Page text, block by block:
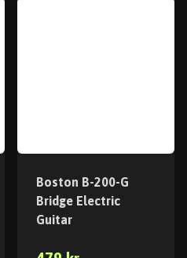
Boston B-200-G
Bridge Electric
Guitar